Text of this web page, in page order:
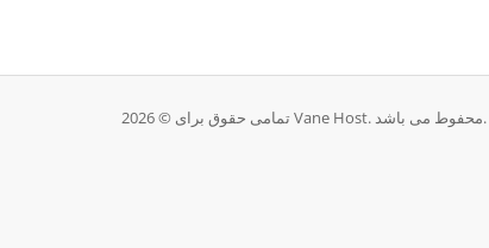
تمامی حقوق برای © 2026 Vane Host. محفوط می باشد.